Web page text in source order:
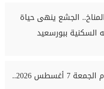
الجشع ينهى حياة
ببورسعيد
سعر الذهب اليوم الجمعة 7 أغسطس 2026..